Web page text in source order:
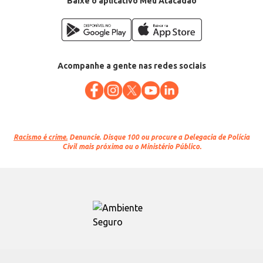
Acompanhe a gente nas redes sociais
Racismo é crime. Denuncie. Disque 100 ou procure a Delegacia de Polícia
Civil mais próxima ou o Ministério Público.